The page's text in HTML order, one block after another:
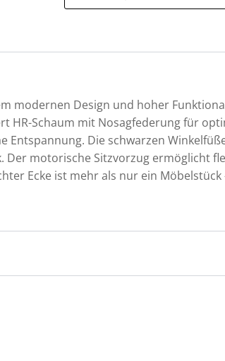
modernen Design und hoher
HR-Schaum mit Nosagfederung für
Entspannung. Die schwarzen
Der motorische Sitzvorzug ermöglicht
Ecke ist mehr als nur ein